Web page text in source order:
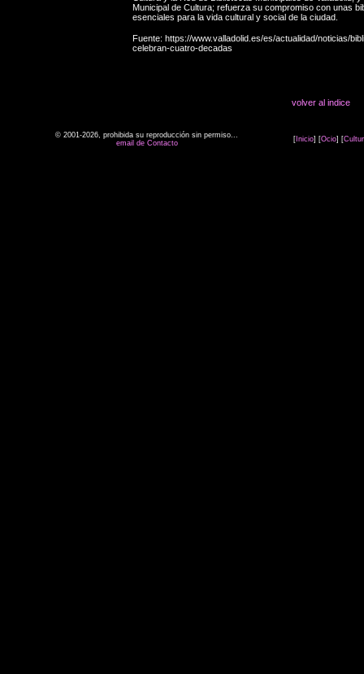
Municipal de Cultura; refuerza su compromiso con unas
esenciales para la vida cultural y social de la ciudad.
Fuente: https://www.valladolid.es/es/actualidad/noticias/
celebran-cuatro-decadas
volver al indice
© 2001-2026, prohibida su reproducción sin permiso...
email de Contacto
[ Inicio] [Ocio] [